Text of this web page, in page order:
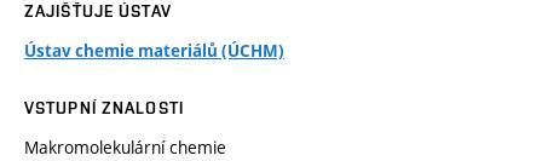
ZAJIŠŤUJE ÚSTAV
Ústav chemie materiálů (ÚCHM)
VSTUPNÍ ZNALOSTI
Makromolekulární chemie